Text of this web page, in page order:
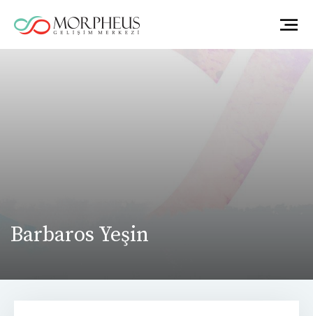
Barbaros Yeşin